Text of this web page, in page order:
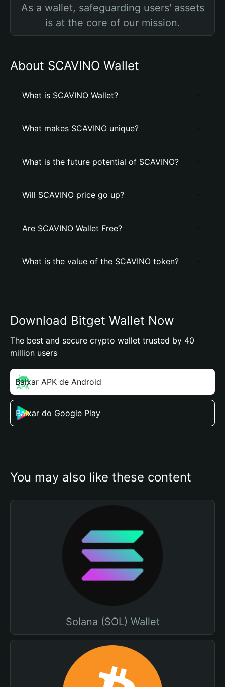
As a wallet, safeguarding users' assets
is at the core of our mission.
About SCAVINO Wallet
What is SCAVINO Wallet?
What makes SCAVINO unique?
What is the future potential of SCAVINO?
Will SCAVINO price go up?
Are SCAVINO Wallet Free?
What is the value of the SCAVINO token?
Download Bitget Wallet Now
The best and secure crypto wallet trusted by 40
million users
Baixar APK de Android
Baixar do Google Play
You may also like these content
Solana (SOL) Wallet